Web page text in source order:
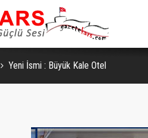
Yeni İsmi : Büyük Kale Otel